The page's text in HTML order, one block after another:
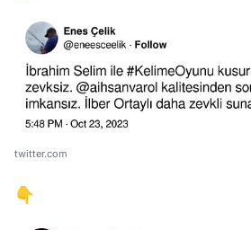
twitter.com
👇